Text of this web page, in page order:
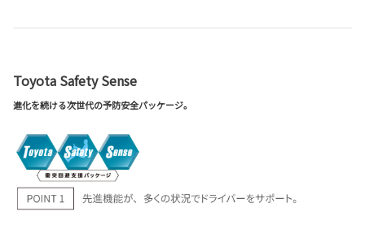
Toyota Safety Sense
進化を続ける次世代の予防安全パッケージ。